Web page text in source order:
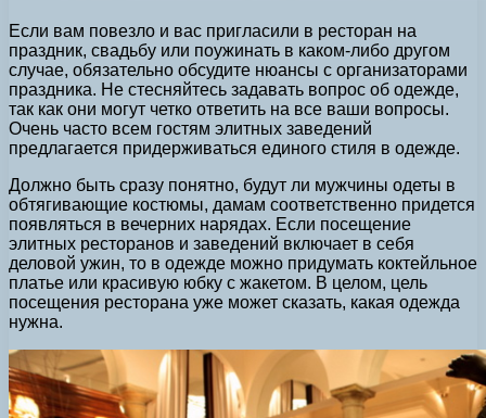
Если вам повезло и вас пригласили в ресторан на
праздник, свадьбу или поужинать в каком-либо другом
случае, обязательно обсудите нюансы с организаторами
праздника. Не стесняйтесь задавать вопрос об одежде,
так как они могут четко ответить на все ваши вопросы.
Очень часто всем гостям элитных заведений
предлагается придерживаться единого стиля в одежде.
Должно быть сразу понятно, будут ли мужчины одеты в
обтягивающие костюмы, дамам соответственно придется
появляться в вечерних нарядах. Если посещение
элитных ресторанов и заведений включает в себя
деловой ужин, то в одежде можно придумать коктейльное
платье или красивую юбку с жакетом. В целом, цель
посещения ресторана уже может сказать, какая одежда
нужна.